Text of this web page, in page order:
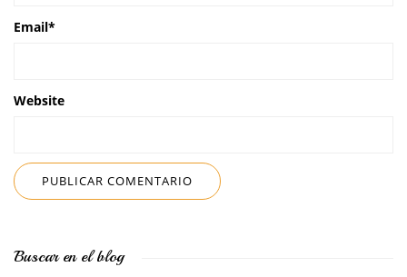
Email*
Website
Buscar en el blog